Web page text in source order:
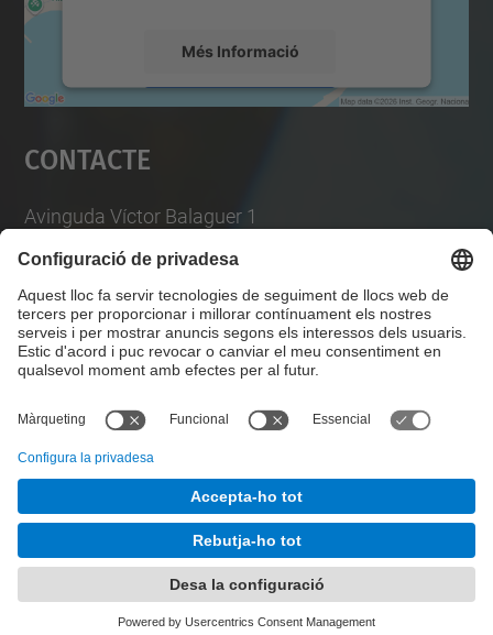
Més Informació
Accepta
powered by
Contacte
Avinguda Víctor Balaguer 1
08800 Vilanova i la Geltrú
Telèfon: +34 93 896 77 01
Email: info.epsevg@upc.edu
Llista Xarxes Socials
© UPCEscola Politècnica Superior d'Enginyeria de
Vilanova i la Geltrú. EPSEVG